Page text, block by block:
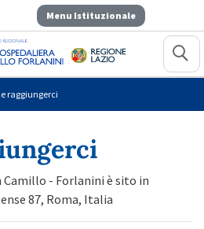
Menu Istituzionale
raggiungerci
Camillo - Forlanini è sito in
87, Roma, Italia